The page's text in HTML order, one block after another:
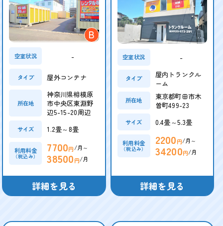
B
空室状況 -
タイプ 屋外コンテナ
所在地
神奈川県相模原
市中央区東淵野
辺5-15-20周辺
サイズ 1.2畳～8畳
利用料金
（税込み）
7700円/月～
38500円/月
詳細を見る
空室状況 -
タイプ
屋内トランクル
ーム
所在地
東京都町田市木
曽町499-23
サイズ 0.4畳～5.3畳
利用料金
（税込み）
2200円/月～
34200円/月
詳細を見る